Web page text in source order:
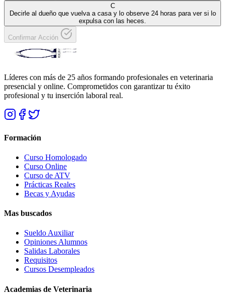
C
Decirle al dueño que vuelva a casa y lo observe 24 horas para ver si lo
expulsa con las heces.
Confirmar Acción
Líderes con más de 25 años formando profesionales en veterinaria
presencial y online. Comprometidos con garantizar tu éxito
profesional y tu inserción laboral real.
Formación
Curso Homologado
Curso Online
Curso de ATV
Prácticas Reales
Becas y Ayudas
Mas buscados
Sueldo Auxiliar
Opiniones Alumnos
Salidas Laborales
Requisitos
Cursos Desempleados
Academias de Veterinaria